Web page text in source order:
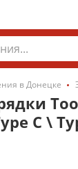
в Донецке
C \